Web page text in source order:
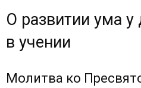
О развитии ума
в учении
Молитва ко